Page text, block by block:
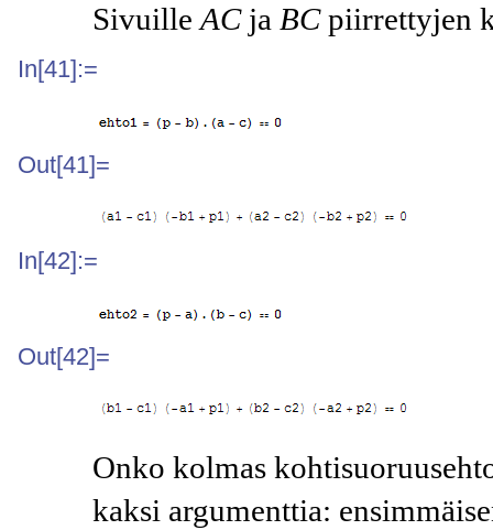
Sivuille ACja BCpiirrettyjen
In[41]:=
Out[41]=
In[42]:=
Out[42]=
Onko kolmas
kaksi argumenttia: